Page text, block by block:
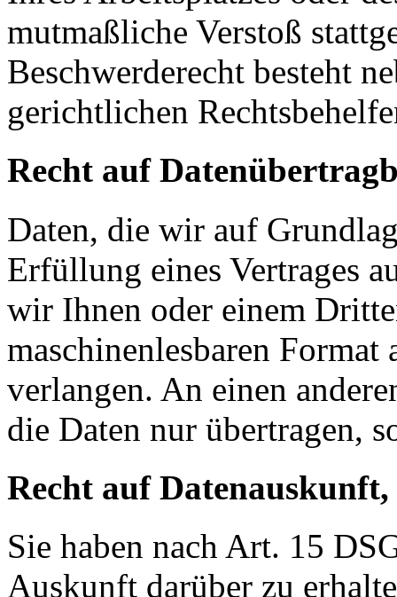
mutmaßliche Verstoß
Beschwerderecht besteht
gerichtlichen
Recht auf
Daten, die wir auf
Erfüllung eines Vertrages
wir Ihnen oder einem
maschinenlesbaren Format
verlangen. An einen
die Daten nur übertragen,
Recht auf
Sie haben nach Art. 15
Auskunft darüber zu